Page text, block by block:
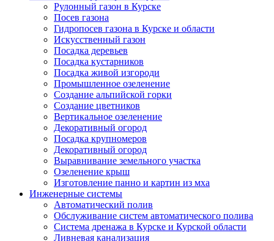
Рулонный газон в Курске
Посев газона
Гидропосев газона в Курске и области
Искусственный газон
Посадка деревьев
Посадка кустарников
Посадка живой изгороди
Промышленное озеленение
Создание альпийской горки
Создание цветников
Вертикальное озеленение
Декоративный огород
Посадка крупномеров
Декоративный огород
Выравнивание земельного участка
Озеленение крыш
Изготовление панно и картин из мха
Инженерные системы
Автоматический полив
Обслуживание систем автоматического полива
Система дренажа в Курске и Курской области
Ливневая канализация